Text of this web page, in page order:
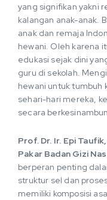
yang signifikan yakni
kalangan anak-anak.
anak dan remaja
hewani. Oleh karena
edukasi sejak dini
guru di sekolah.
hewani untuk tumbuh
sehari-hari mereka,
secara
Prof. Dr. Ir. Epi
Pakar Badan Gizi
berperan penting
struktur sel dan
memiliki komposisi